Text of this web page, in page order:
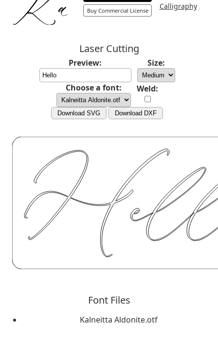
Calligraphy ,
Buy Commercial License
Laser Cutting
Preview: Size:
Choose a font: Weld:
Download SVG Download DXF
Font Files
Kalneitta Aldonite.otf